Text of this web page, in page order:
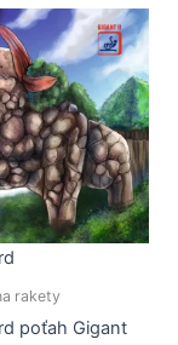
rakety
poťah Gigant